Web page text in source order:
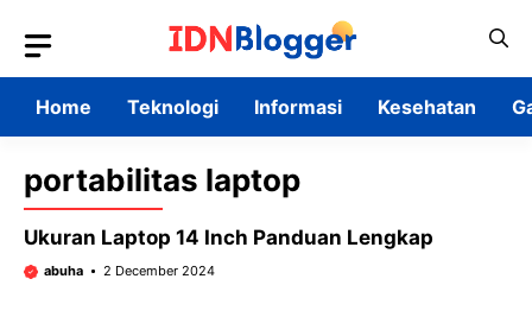
content
Home
Teknologi Informasi Kesehatan
portabilitas laptop
Ukuran Laptop 14 Inch Panduan Lengkap
abuha 2 December 2024